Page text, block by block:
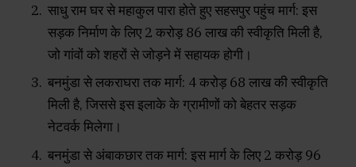
साधु राम घर से महाकुल पारा होते हुए सहसपुर पहुंच मार्ग: इस
सड़क निर्माण के लिए ₹2 करोड़ 86 लाख की स्वीकृति मिली है,
जो गांवों को शहरों से जोड़ने में सहायक होगी।
बनमुंडा से लकराघरा तक मार्ग: ₹4 करोड़ 68 लाख की स्वीकृति
मिली है, जिससे इस इलाके के ग्रामीणों को बेहतर सड़क
नेटवर्क मिलेगा।
बनमुंडा से अंबाकछार तक मार्ग: इस मार्ग के लिए ₹2 करोड़ 96